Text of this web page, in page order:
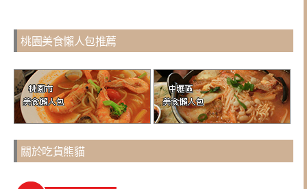
桃園美食懶人包推薦
關於吃貨熊貓